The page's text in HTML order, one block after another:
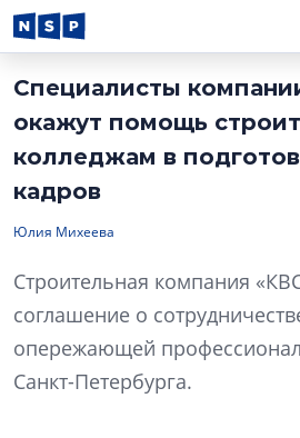
Специалисты
окажут помощь
колледжам в
кадров
Юлия Михеева
Строительная компания
соглашение о
опережающей
Санкт-Петербурга.